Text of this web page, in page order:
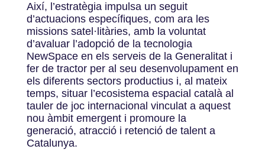
Així, l’estratègia impulsa un seguit
d’actuacions específiques, com ara les
missions satel·litàries, amb la voluntat
d’avaluar l’adopció de la tecnologia
NewSpace en els serveis de la Generalitat i
fer de tractor per al seu desenvolupament en
els diferents sectors productius i, al mateix
temps, situar l’ecosistema espacial català al
tauler de joc internacional vinculat a aquest
nou àmbit emergent i promoure la
generació, atracció i retenció de talent a
Catalunya.